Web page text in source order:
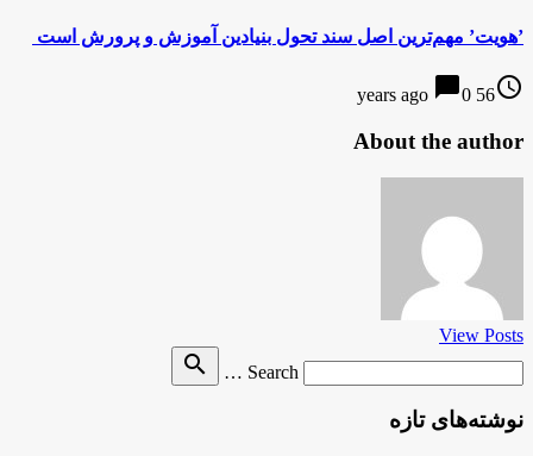
‌‌’هویت’ مهم‌ترین اصل سند تحول بنیادین ‌آموزش و پرورش است ‌
access_time
56 years ago
chat_bubble0
About the author
View Posts
Search …
search
نوشته‌های تازه